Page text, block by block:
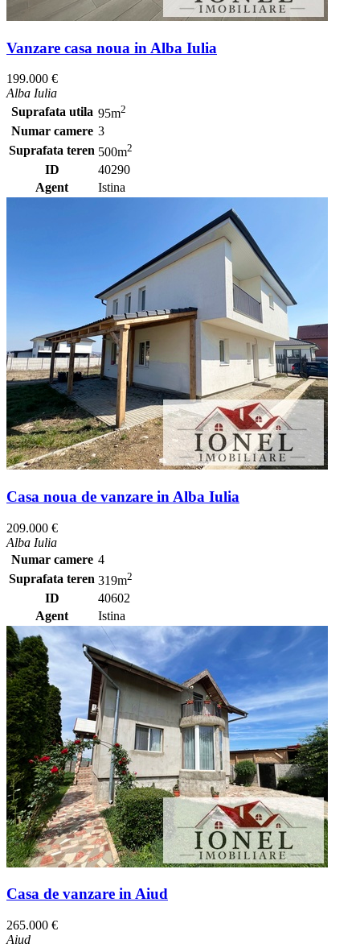
Vanzare casa noua in Alba Iulia
199.000 €
Alba Iulia
Suprafata utila 95m2
Numar camere 3
Suprafata teren 500m2
ID
40290
Agent
Istina
Casa noua de vanzare in Alba Iulia
209.000 €
Alba Iulia
Numar camere 4
Suprafata teren 319m2
ID
40602
Agent
Istina
Casa de vanzare in Aiud
265.000 €
Aiud